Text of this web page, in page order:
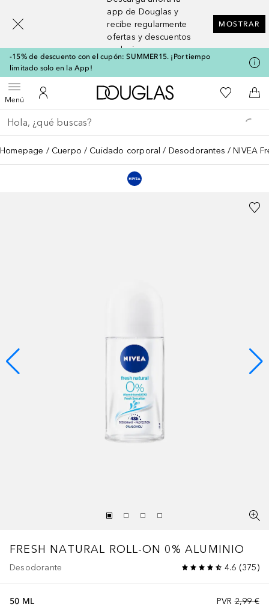
app de Douglas y
recibe regularmente
ofertas y descuentos
exclusivos
MOSTRAR
-15% de descuento con el cupón: SUMMER15. ¡Por tiempo
limitado solo en la App!
MenúAbrir menúMi cuenta
A Douglas HomeMi lista de
A
Regresar
Ejecutar búsqueda
Homepage Cuerpo Cuidado corporal Desodorantes NIVEA
FRESH NATURAL ROLL-ON 0% ALUMINIO
Desodorante 4.6 (375)
PVR 2,99 €
50 ML
[navigation.slideout.screenreader]